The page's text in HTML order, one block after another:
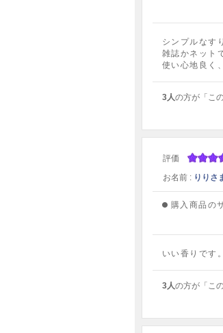
シンプルなす
雑誌かネット
使い心地良く
3人の方が「こ
評価
お名前 : りりさ
購入商品の
いい香りです
3人の方が「こ